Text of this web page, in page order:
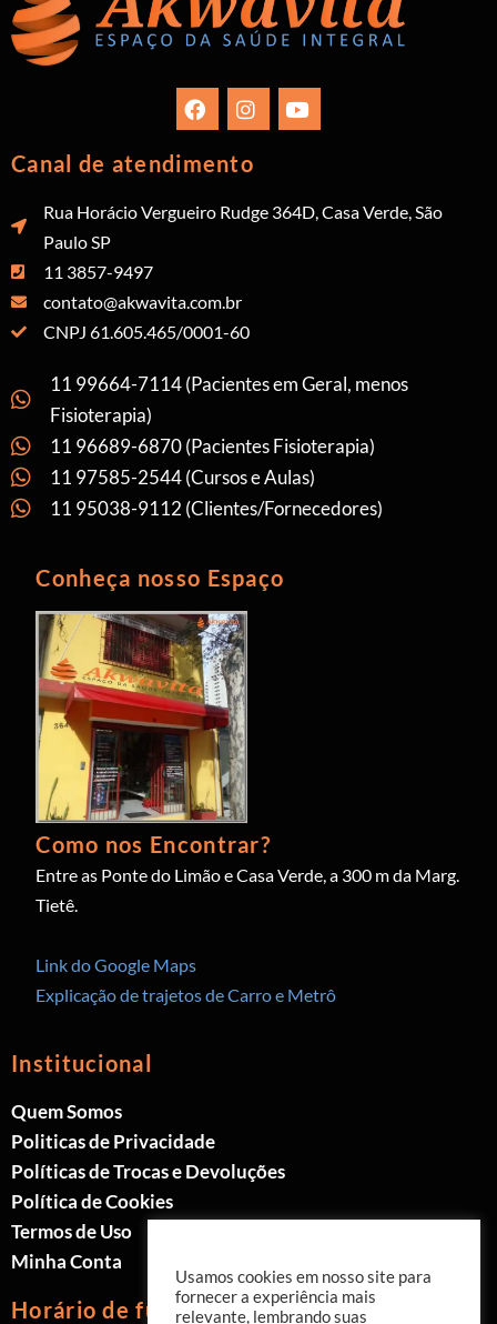
Canal de atendimento
Rua Horácio Vergueiro Rudge 364D, Casa Verde, São
Paulo SP
11 3857-9497
contato@akwavita.com.br
CNPJ 61.605.465/0001-60
11 99664-7114 (Pacientes em Geral, menos
Fisioterapia)
11 96689-6870 (Pacientes Fisioterapia)
11 97585-2544 (Cursos e Aulas)
11 95038-9112 (Clientes/Fornecedores)
Conheça nosso Espaço
Como nos Encontrar?
Entre as Ponte do Limão e Casa Verde, a 300 m da Marg.
Tietê.
Link do Google Maps
Explicação de trajetos de Carro e Metrô
Institucional
Quem Somos
Politicas de Privacidade
Políticas de Trocas e Devoluções
Política de Cookies
Termos de Uso
Minha Conta
Horário de funcionamento
Usamos cookies em nosso site para
fornecer a experiência mais
relevante, lembrando suas